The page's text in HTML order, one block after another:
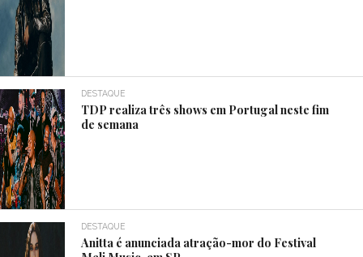
DESTAQUE
TDP realiza três shows em Portugal neste fim
de semana
DESTAQUE
Anitta é anunciada atração-mor do Festival